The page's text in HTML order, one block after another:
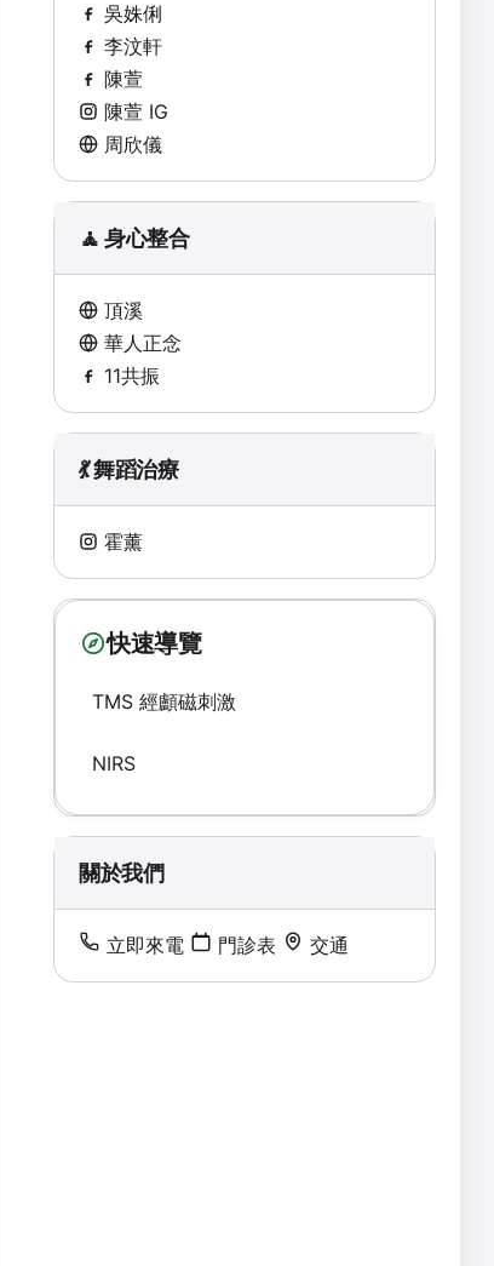
吳姝俐
李汶軒
陳萱
陳萱 IG
周欣儀
🧘 身心整合
頂溪
華人正念
11共振
💃 舞蹈治療
霍薰
快速導覽
TMS 經顱磁刺激
NIRS
關於我們
立即來電 門診表 交通